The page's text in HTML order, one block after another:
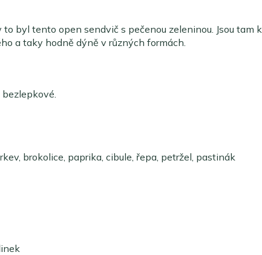
byl tento open sendvič s pečenou zeleninou. Jsou tam
a taky hodně dýně v různých formách.
brokolice, paprika, cibule, řepa, petržel, pastinák